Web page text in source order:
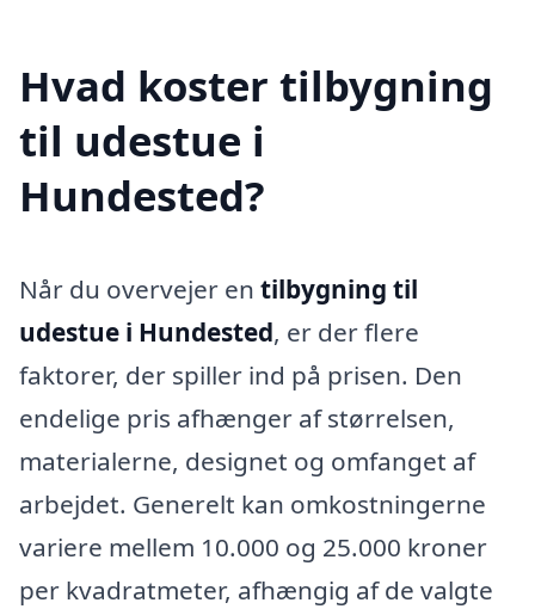
Hvad koster tilbygning
til udestue i
Hundested?
Når du overvejer en tilbygning til
udestue i Hundested, er der flere
faktorer, der spiller ind på prisen. Den
endelige pris afhænger af størrelsen,
materialerne, designet og omfanget af
arbejdet. Generelt kan omkostningerne
variere mellem 10.000 og 25.000 kroner
per kvadratmeter, afhængig af de valgte